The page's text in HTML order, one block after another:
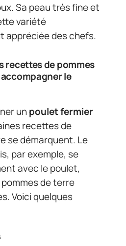
Sa peau très fine et
variété
appréciée des chefs.
recettes de pommes
le
unpoulet fermier
recettes de
se démarquent. Le
par exemple, se
avec le poulet,
de terre
Voici quelques